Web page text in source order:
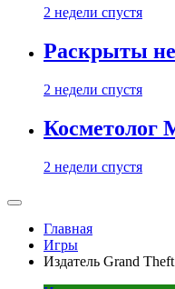
2 недели спустя
Раскрыты
2 недели спустя
Косметолог
2 недели спустя
Главная
Игры
Издатель Grand